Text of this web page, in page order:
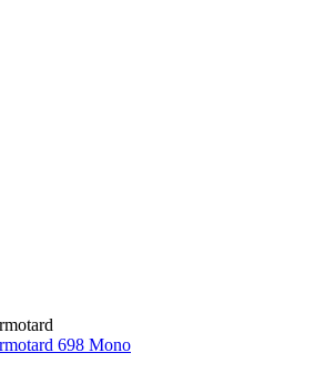
698 Mono